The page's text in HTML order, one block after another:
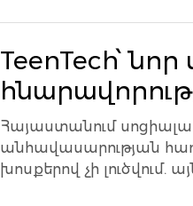
TeenTech՝
Հայաստանում
անհավասարության
խոսքերով չի լուծվում.